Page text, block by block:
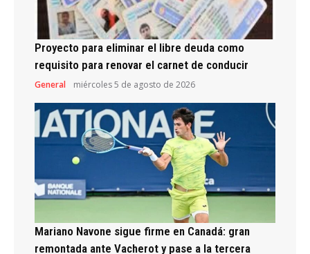
Proyecto para eliminar el libre deuda como
requisito para renovar el carnet de conducir
General miércoles 5 de agosto de 2026
Mariano Navone sigue firme en Canadá: gran
remontada ante Vacherot y pase a la tercera